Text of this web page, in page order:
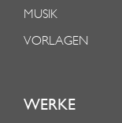
MUSIK
VORLAGEN
WERKE